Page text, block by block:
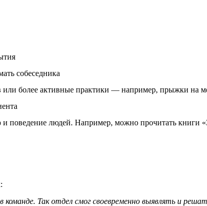
собеседника
или более активные практики — например, прыжки на
поведение людей. Например, можно прочитать книги
Так отдел смог своевременно выявлять и